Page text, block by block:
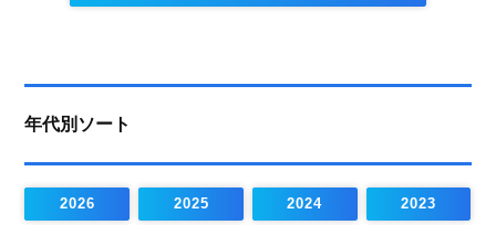
年代別ソート
2026 2025 2024 2023